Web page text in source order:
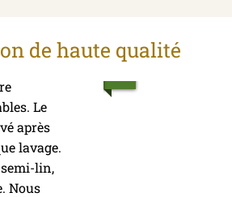
de haute qualité
Le
après
lavage.
semi-lin,
Nous